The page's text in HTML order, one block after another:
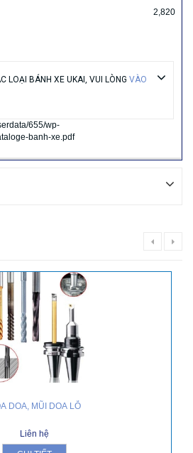
2,820
LOẠI BÁNH XE UKAI, VUI LÒNG VÀO
655/wp-
banh-xe.pdf
DOA, MŨI DOA LỖ
Liên hệ